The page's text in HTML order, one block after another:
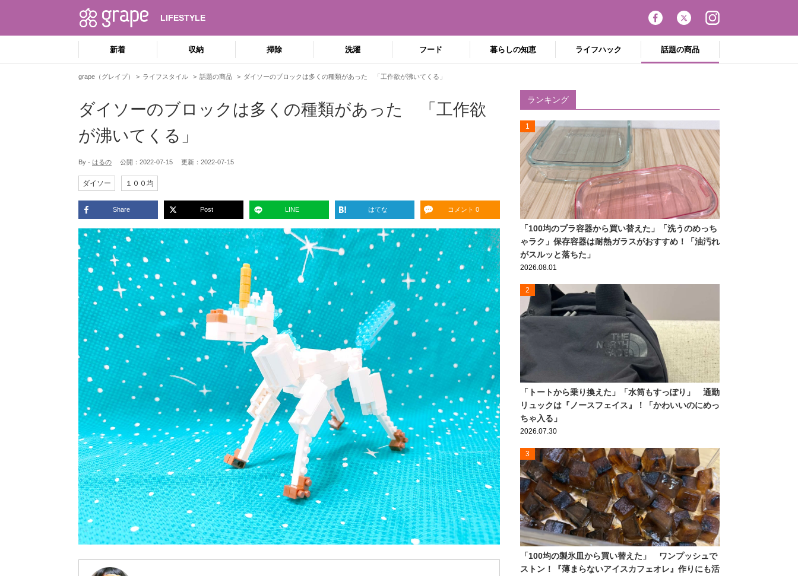
LIFESTYLE
新着 収納 掃除 洗濯 フード 暮らしの知恵 ライフハック 話題の商品
grape（グレイプ） ライフスタイル 話題の商品 ダイソーのブロックは多くの種類があった 「工作欲が沸いてくる」
ダイソーのブロックは多くの種類があった 「工作欲
が沸いてくる」
By - はるの 公開： 2022-07-15 更新： 2022-07-15
ダイソー １００均
Share Post LINE はてな コメント 0
ランキング
1
「100均のプラ容器から買い替えた」「洗うのめっち
ゃラク」保存容器は耐熱ガラスがおすすめ！「油汚れ
がスルッと落ちた」
2026.08.01
2
「トートから乗り換えた」「水筒もすっぽり」 通勤
リュックは『ノースフェイス』！「かわいいのにめっ
ちゃ入る」
2026.07.30
3
「100均の製氷皿から買い替えた」 ワンプッシュで
ストン！『薄まらないアイスカフェオレ』作りにも活